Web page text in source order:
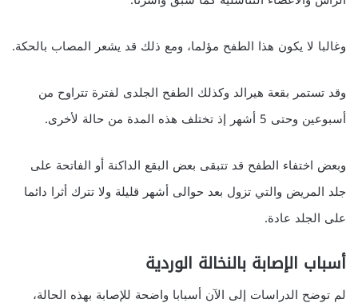
وغالبا لا يكون هذا الطفح مؤلما، ومع ذلك قد يشعر المصاب بالحكة.
وقد تستمر بقعة هيرالد وكذلك الطفح الجلدى لفترة تتراوح من
أسبوعين وحتى 5 أشهر إذ تختلف هذه المدة من حالة لأخرى.
وبعض اختفاء الطفح قد تتبقى بعض البقع الداكنة أو الفاتحة على
جلد المريض والتي تزول بعد حوالى أشهر قليلة ولا تترك أثرا دائما
على الجلد عادة.
أسباب الإصابة بالنخالة الوردية
لم توضح الدراسات إلى الآن أسبابا واضحة للإصابة بهذه الحالة،